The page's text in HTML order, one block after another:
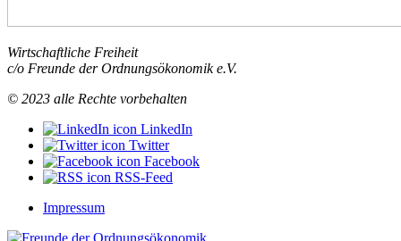
Wirtschaftliche Freiheit
c/o Freunde der Ordnungsökonomik e.V.
© 2023 alle Rechte vorbehalten
LinkedIn
Twitter
Facebook
RSS-Feed
Impressum